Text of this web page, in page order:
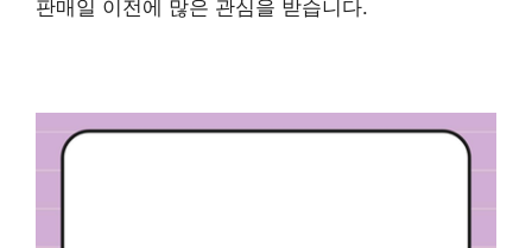
판매일 이전에 많은 관심을 받습니다.